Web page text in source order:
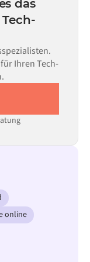
viele
was die
das
Ihren Tech-
online